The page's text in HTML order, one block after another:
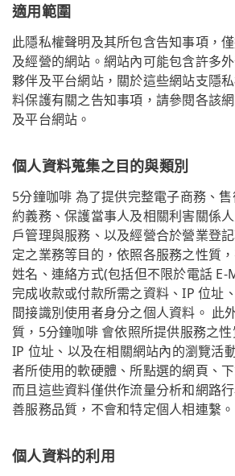
適用範圍
此隱私權聲明及其所包含告知事項，
及經營的網站。網站內可能包含許多
夥伴及平台網站，關於這些網站支隱
料保護有關之告知事項，請參閱各該
及平台網站。
個人資料蒐集之目的與類別
5分鐘咖啡 為了提供完整電子商務、
約義務、保護當事人及相關利害關係
戶管理與服務、以及經營合於營業登
定之業務等目的，依照各服務之性質
姓名、連絡方式(包括但不限於電話 E-
完成收款或付款所需之資料、IP 位址
間接識別使用者身分之個人資料。 此
質，5分鐘咖啡 會依照所提供服務之
IP 位址、以及在相關網站內的瀏覽活
者所使用的軟硬體、所點選的網頁、
而且這些資料僅供作流量分析和網路
善服務品質，不會和特定個人相連繫。
個人資料的利用